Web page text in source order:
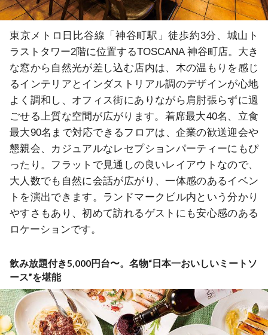
東京メトロ日比谷線「神谷町駅」徒歩約3分、城山ト
ラストタワー2階に位置するTOSCANA 神谷町店。大き
な窓から自然光が差し込む店内は、木の温もりを感じ
るインテリアとインダストリアル調のデザインが心地
よく調和し、オフィス街にありながら肩肘張らずに過
ごせる上質な空間が広がります。着席最大40名、立食
最大90名まで対応できるフロアは、企業の歓送迎会や
懇親会、カジュアルなレセプションパーティーにもぴ
ったり。フラットで見通しの良いレイアウトなので、
大人数でも自然に会話が広がり、一体感のあるイベン
トを演出できます。ランドマークビル内という分かり
やすさもあり、初めて訪れるゲストにも安心感のある
ロケーションです。
飲み放題付き5,000円台〜。名物“日本一おいしいミートソ
ース”を堪能